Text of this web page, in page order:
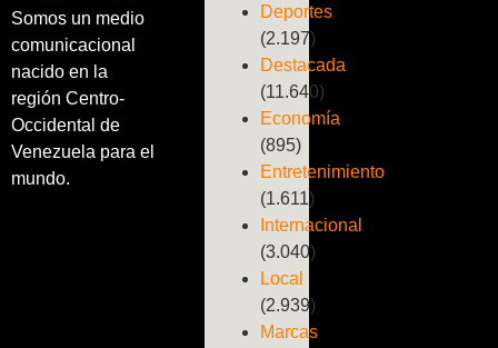
Somos un medio
comunicacional
nacido en la
región Centro-
Occidental de
Venezuela para el
mundo.
Deportes
(2.197)
Destacada
(11.640)
Economía
(895)
Entretenimiento
(1.611)
Internacional
(3.040)
Local
(2.939)
Marcas